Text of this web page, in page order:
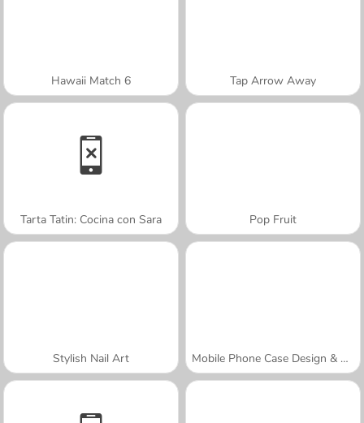
Hawaii Match 6 Tap Arrow Away
Tarta Tatin: Cocina con Sara Pop Fruit
Stylish Nail Art Mobile Phone Case Design & DIY